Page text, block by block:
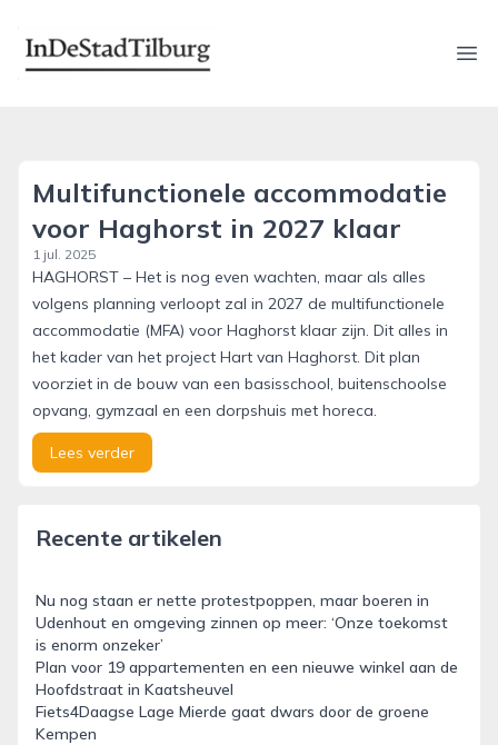
indestadtilburg.nl
Multifunctionele accommodatie
voor Haghorst in 2027 klaar
1 jul. 2025
HAGHORST – Het is nog even wachten, maar als alles
volgens planning verloopt zal in 2027 de multifunctionele
accommodatie (MFA) voor Haghorst klaar zijn. Dit alles in
het kader van het project Hart van Haghorst. Dit plan
voorziet in de bouw van een basisschool, buitenschoolse
opvang, gymzaal en een dorpshuis met horeca.
Lees verder
Recente artikelen
Nu nog staan er nette protestpoppen, maar boeren in
Udenhout en omgeving zinnen op meer: ‘Onze toekomst
is enorm onzeker’
Plan voor 19 appartementen en een nieuwe winkel aan de
Hoofdstraat in Kaatsheuvel
Fiets4Daagse Lage Mierde gaat dwars door de groene
Kempen